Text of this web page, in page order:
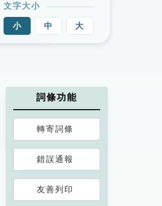
文字大小
小 中 大
詞條功能
轉寄詞條
錯誤通報
友善列印